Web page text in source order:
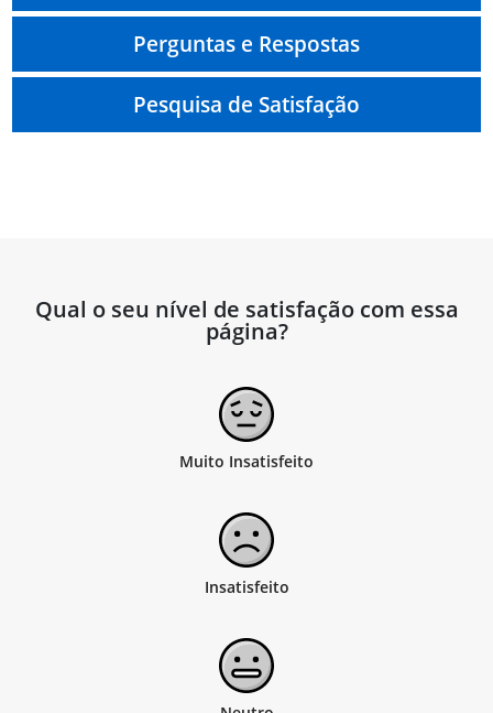
Perguntas e Respostas
Pesquisa de Satisfação
Qual o seu nível de satisfação com essa
página?